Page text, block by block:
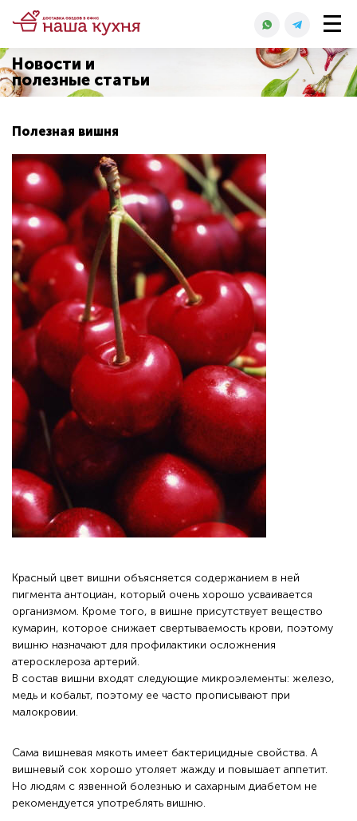
Новости и
полезные статьи
Полезная вишня
Красный цвет вишни объясняется содержанием в ней
пигмента антоциан, который очень хорошо усваивается
организмом. Кроме того, в вишне присутствует вещество
кумарин, которое снижает свертываемость крови, поэтому
вишню назначают для профилактики осложнения
атеросклероза артерий.
В состав вишни входят следующие микроэлементы: железо,
медь и кобальт, поэтому ее часто прописывают при
малокровии.
Сама вишневая мякоть имеет бактерицидные свойства. А
вишневый сок хорошо утоляет жажду и повышает аппетит.
Но людям с язвенной болезнью и сахарным диабетом не
рекомендуется употреблять вишню.